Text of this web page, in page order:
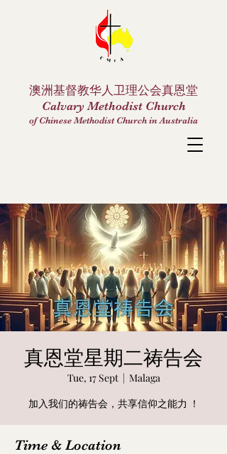
澳洲基督教华人卫理公会真恩堂
Calvary Methodist Church
of Chinese Methodist Church in Australia
真恩堂星期二祷告会
Tue, 17 Sept
  |
Malaga
加入我们的祷告会，共享信仰之能力 ！
Time & Location